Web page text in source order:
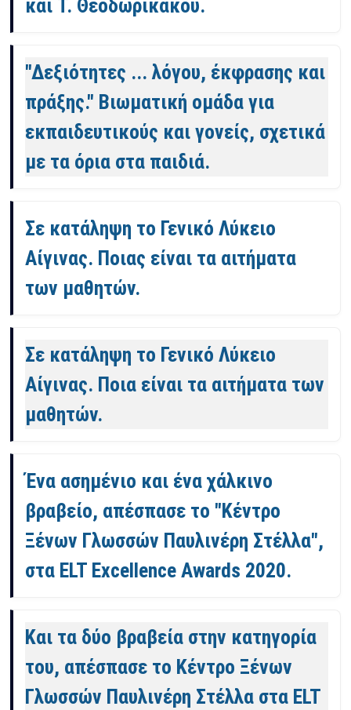
και Τ. Θεοδωρικάκου.
"Δεξιότητες ... λόγου, έκφρασης και
πράξης." Βιωματική ομάδα για
εκπαιδευτικούς και γονείς, σχετικά
με τα όρια στα παιδιά.
Σε κατάληψη το Γενικό Λύκειο
Αίγινας. Ποιας είναι τα αιτήματα
των μαθητών.
Σε κατάληψη το Γενικό Λύκειο
Αίγινας. Ποια είναι τα αιτήματα των
μαθητών.
Ένα ασημένιο και ένα χάλκινο
βραβείο, απέσπασε το "Κέντρο
Ξένων Γλωσσών Παυλινέρη Στέλλα",
στα ELT Excellence Awards 2020.
Και τα δύο βραβεία στην κατηγορία
του, απέσπασε το Κέντρο Ξένων
Γλωσσών Παυλινέρη Στέλλα στα ELT